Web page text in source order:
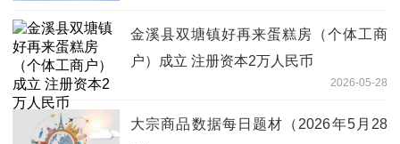
金溪县双塘镇好再来蛋糕房（个体工商
户）成立 注册资本2万人民币
2026-05-28
大宗商品数据每日题材（2026年5月28